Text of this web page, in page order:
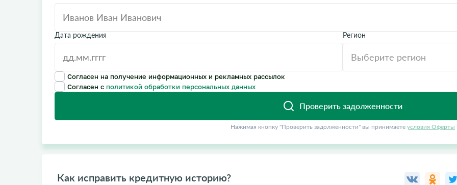
Дата рождения Регион
Согласен на получение информационных и рекламных рассылок
Согласен с политикой обработки персональных данных
Проверить задолженности
Нажимая кнопку "Проверить задолженности" вы принимаете условия Оферты
Как исправить кредитную историю?